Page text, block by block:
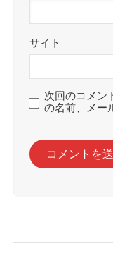
サイト
次回のコメン
の名前、メー